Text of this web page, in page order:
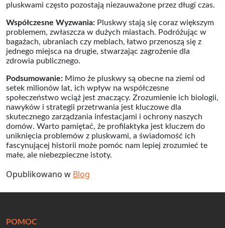
pluskwami często pozostają niezauważone przez długi czas.
Współczesne Wyzwania: Pluskwy stają się coraz większym
problemem, zwłaszcza w dużych miastach. Podróżując w
bagażach, ubraniach czy meblach, łatwo przenoszą się z
jednego miejsca na drugie, stwarzając zagrożenie dla
zdrowia publicznego.
Podsumowanie: Mimo że pluskwy są obecne na ziemi od
setek milionów lat, ich wpływ na współczesne
społeczeństwo wciąż jest znaczący. Zrozumienie ich biologii,
nawyków i strategii przetrwania jest kluczowe dla
skutecznego zarządzania infestacjami i ochrony naszych
domów. Warto pamiętać, że profilaktyka jest kluczem do
uniknięcia problemów z pluskwami, a świadomość ich
fascynującej historii może pomóc nam lepiej zrozumieć te
małe, ale niebezpieczne istoty.
Opublikowano w Blog
POMOC